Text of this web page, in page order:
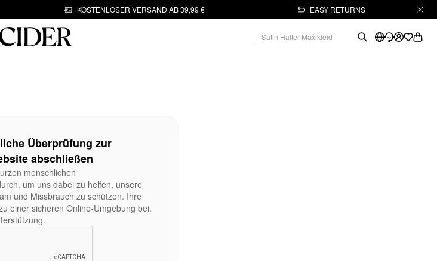
KOSTENLOSER VERSAND AB 39,99 € EASY RETURNS
Überprüfung zur
abschließen
menschlichen
um uns dabei zu helfen, unsere
und Missbrauch zu schützen. Ihre
einer sicheren Online-Umgebung bei.